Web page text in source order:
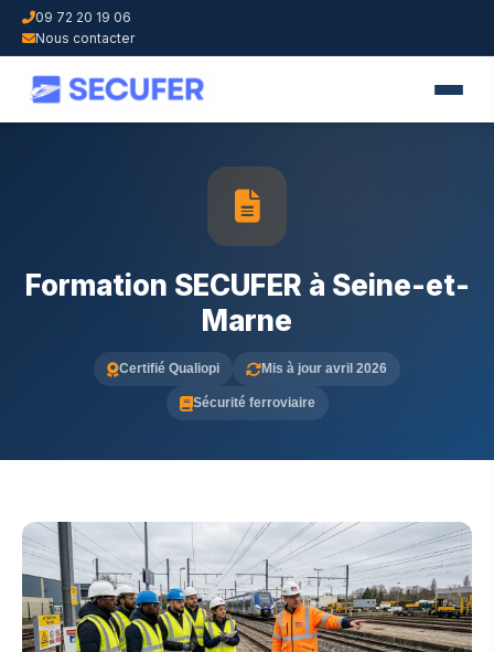
09 72 20 19 06
Nous contacter
Formation SECUFER à Seine-et-
Marne
Certifié Qualiopi Mis à jour avril 2026
Sécurité ferroviaire